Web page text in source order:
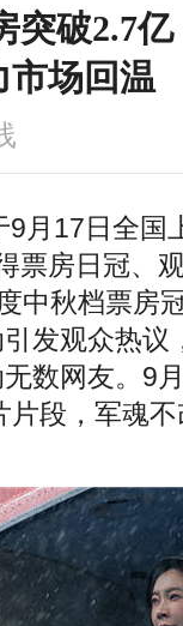
突破2.7
市场回温
月17日全国
票房日冠、
中秋档票房
发观众热议
数网友。9
片段，军魂